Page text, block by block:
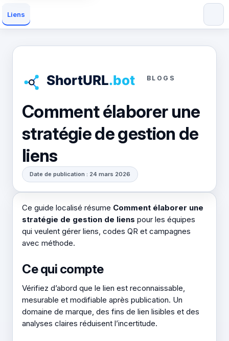
Liens
BLOGS
Comment élaborer une
stratégie de gestion de
liens
Date de publication : 24 mars 2026
Ce guide localisé résume Comment élaborer une
stratégie de gestion de liens pour les équipes
qui veulent gérer liens, codes QR et campagnes
avec méthode.
Ce qui compte
Vérifiez d’abord que le lien est reconnaissable,
mesurable et modifiable après publication. Un
domaine de marque, des fins de lien lisibles et des
analyses claires réduisent l’incertitude.